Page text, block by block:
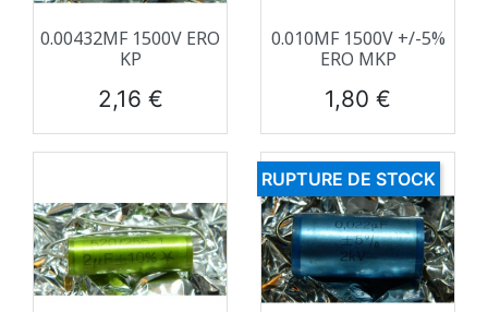
0.00432ΜF 1500V ERO
KP
Prix
2,16 €
0.010ΜF 1500V +/-5%
ERO MKP
Prix
1,80 €
RUPTURE DE STOCK